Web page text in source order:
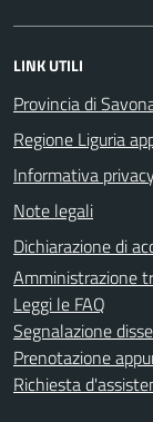
LINK UTILI
Provincia di
Regione Liguria
Informativa privacy
Note legali
Dichiarazione di
Amministrazione
Leggi le FAQ
Segnalazione
Prenotazione
Richiesta